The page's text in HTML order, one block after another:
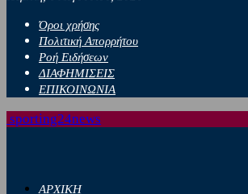
Όροι χρήσης
Πολιτική Απορρήτου
Ροή Ειδήσεων
ΔΙΑΦΗΜΙΣΕΙΣ
ΕΠΙΚΟΙΝΩΝΙΑ
sporting24news
ΑΡΧΙΚΗ